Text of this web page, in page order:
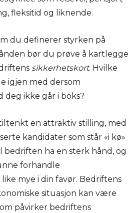
fleksitid og liknende.
du definerer styrken på
bør du prøve å kartlegge
sikkerhetskort. Hvilke
igjen med dersom
ikke går i boks?
en attraktiv stilling, med
kandidater som står «i kø»
bedriften ha en sterk hånd, og
forhandle
mye i din favør. Bedriftens
situasjon kan være
påvirker bedriftens